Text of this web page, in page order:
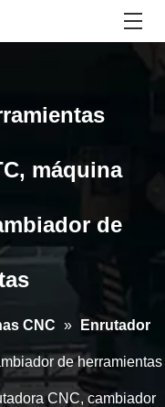
máquina
de
CNC » Enrutador
de herramientas
CNC, cambiador